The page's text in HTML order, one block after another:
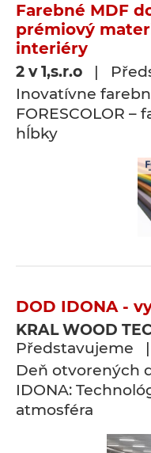
Farebné MDF
prémiový
interiéry
2 v 1,s.r.o |
Inovatívne
FORESCOLOR
hĺbky
DOD IDONA -
KRAL WOOD
Představujeme |
Deň otvorených
IDONA:
atmosféra